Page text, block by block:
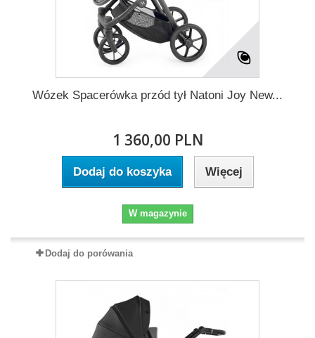
Wózek Spacerówka przód tył Natoni Joy New...
1 360,00 PLN
Dodaj do koszyka Więcej
W magazynie
Dodaj do porówania